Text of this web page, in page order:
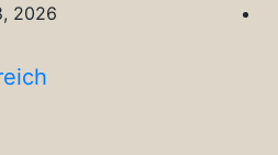
2026